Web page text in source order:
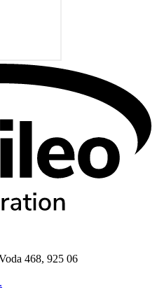
468, 925 06